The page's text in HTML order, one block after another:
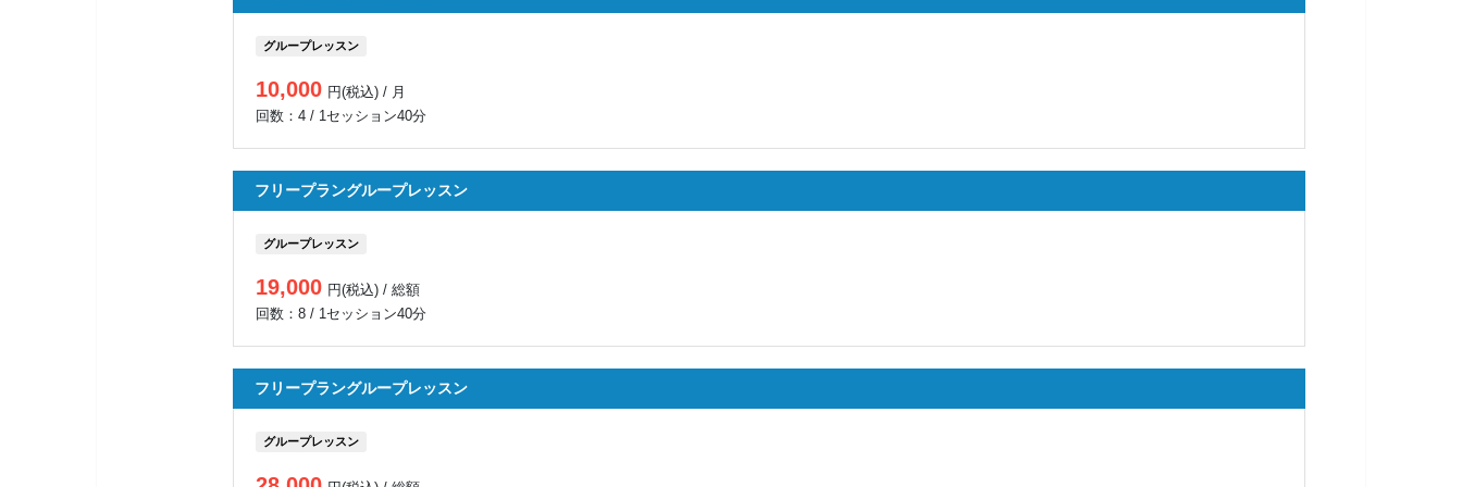
グループレッスン
10,000 円(税込) / 月
回数：4 / 1セッション40分
フリープラングループレッスン
グループレッスン
19,000 円(税込) / 総額
回数：8 / 1セッション40分
フリープラングループレッスン
グループレッスン